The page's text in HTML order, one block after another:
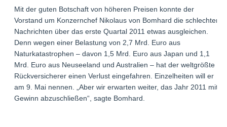
Mit der guten Botschaft von höheren Preisen konnte der
Vorstand um Konzernchef Nikolaus von Bomhard die schlechten
Nachrichten über das erste Quartal 2011 etwas ausgleichen.
Denn wegen einer Belastung von 2,7 Mrd. Euro aus
Naturkatastrophen – davon 1,5 Mrd. Euro aus Japan und 1,1
Mrd. Euro aus Neuseeland und Australien – hat der weltgrößte
Rückversicherer einen Verlust eingefahren. Einzelheiten will er
am 9. Mai nennen. „Aber wir erwarten weiter, das Jahr 2011 mit
Gewinn abzuschließen“, sagte Bomhard.